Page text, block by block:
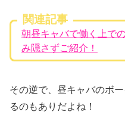
関連記事
朝昼キャバで働く上で
み隠さずご紹介！
その逆で、昼キャバのボ
るのもありだよね！